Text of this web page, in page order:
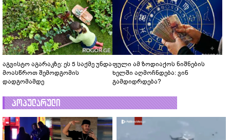
აგვისტო აგარაკზე: ეს 5 საქმე უნდა
მოასწროთ შემოდგომის
დადგომამდე
ფული ამ ზოდიაქოს ნიშნების
ხელში აღმოჩნდება: ვინ
გამდიდრდება?
პოპულარული